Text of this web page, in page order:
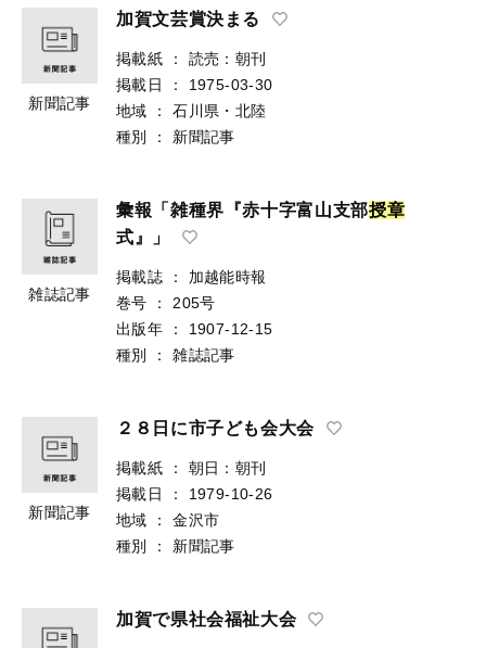
新聞記事
加賀文芸賞決まる
掲載紙 ：
読売：朝刊
掲載日
：
1975-03-30
地域
：
石川県・北陸
種別
： 新聞記事
雑誌記事
彙報「雑種界『赤十字富山支部授章
式』」
掲載誌 ：
加越能時報
巻号
：
205号
出版年
：
1907-12-15
種別
： 雑誌記事
新聞記事
２８日に市子ども会大会
掲載紙 ：
朝日：朝刊
掲載日
：
1979-10-26
地域
：
金沢市
種別
： 新聞記事
加賀で県社会福祉大会